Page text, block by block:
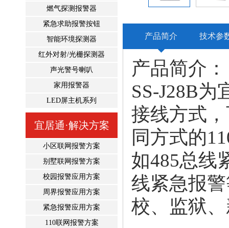
产品简介 技术参
产品简介：
SS-J28B为
接线方式
同方式的
如485总线
线紧急报
校、监狱
燃气探测报警器
紧急求助报警按钮
智能环境探测器
红外对射/光栅探测器
声光警号喇叭
家用报警器
LED屏主机系列
宜居通·解决方案
小区联网报警方案
别墅联网报警方案
校园报警应用方案
周界报警应用方案
紧急报警应用方案
110联网报警方案